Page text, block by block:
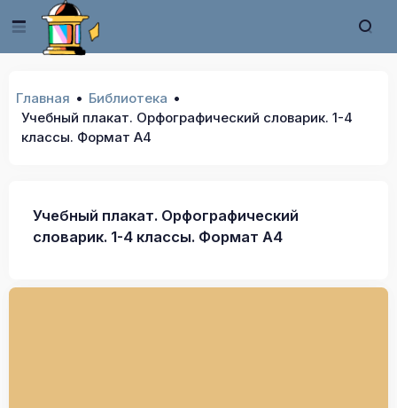
Главная
Библиотека
Учебный плакат. Орфографический словарик. 1-4
классы. Формат А4
Учебный плакат. Орфографический
словарик. 1-4 классы. Формат А4